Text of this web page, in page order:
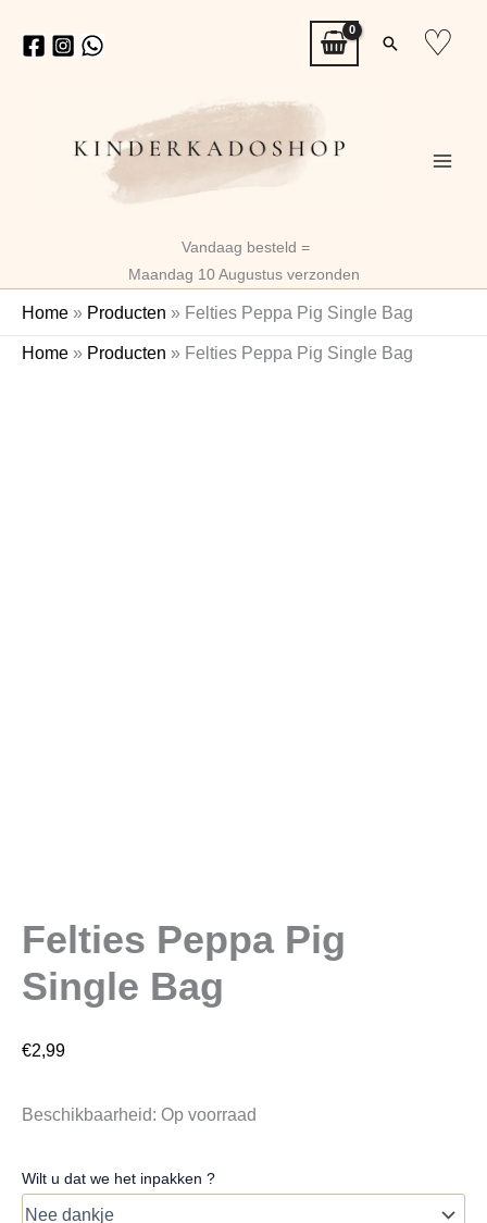
naar
Zoeken
♡
Vandaag besteld =
Maandag 10 Augustus verzonden
Home » Producten » Felties Peppa Pig Single Bag
Home » Producten » Felties Peppa Pig Single Bag
Felties Peppa Pig
Single Bag
€2,99
Beschikbaarheid: Op voorraad
Wilt u dat we het inpakken ?
Felties